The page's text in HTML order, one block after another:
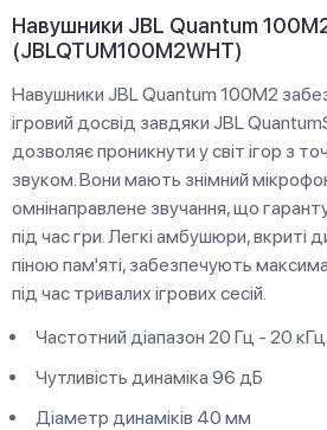
Навушники JBL Quantum
(JBLQTUM100M2WHT)
Навушники JBL Quantum 100M2
ігровий досвід завдяки JBL
дозволяє проникнути у світ ігор з
звуком. Вони мають знімний
омнінаправлене звучання, що
під час гри. Легкі амбушюри,
піною пам'яті, забезпечують
під час тривалих ігрових сесій.
Частотний діапазон 20 Гц - 20 кГц
Чутливість динаміка 96 дБ
Діаметр динаміків 40 мм